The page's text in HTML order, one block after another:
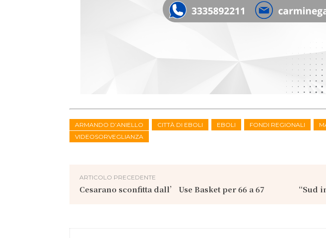
ARMANDO D’ANIELLO CITTÀ DI EBOLI EBOLI FONDI REGIONALI
VIDEOSORVEGLIANZA
ARTICOLO PRECEDENTE
Cesarano sconfitta dall’ Use Basket per 66 a 67 “Sud